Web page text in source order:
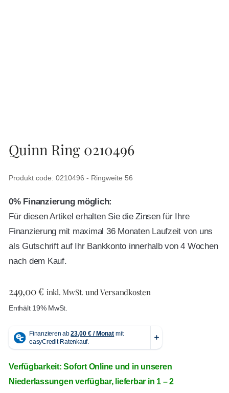
Quinn Ring 0210496
Produkt code: 0210496 - Ringweite 56
0% Finanzierung möglich:
Für diesen Artikel erhalten Sie die Zinsen für Ihre
Finanzierung mit maximal 36 Monaten Laufzeit von uns
als Gutschrift auf Ihr Bankkonto innerhalb von 4 Wochen
nach dem Kauf.
249,00€ inkl. MwSt. und Versandkosten
Enthält 19% MwSt.
Verfügbarkeit: Sofort Online und in unseren
Niederlassungen verfügbar, lieferbar in 1 – 2